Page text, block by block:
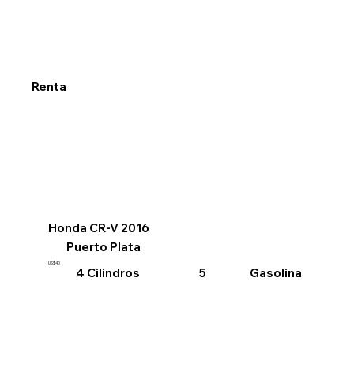
Renta
Honda CR-V 2016
Puerto Plata
US$40
4 Cilindros 5 Gasolina